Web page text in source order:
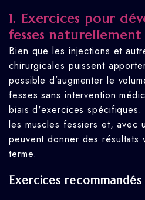
1. Exercices pour
fesses naturellement
Bien que les injections et
chirurgicales puissent
possible d’augmenter le
fesses sans intervention
biais d'exercices
les muscles fessiers et, avec
peuvent donner des résultats
terme.
Exercices recommandés